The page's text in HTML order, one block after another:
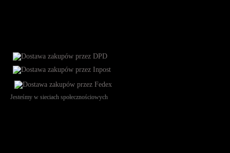
Jesteśmy w sieciach społecznościowych